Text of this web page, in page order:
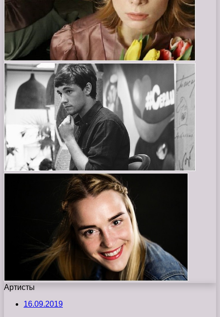
Артисты
16.09.2019